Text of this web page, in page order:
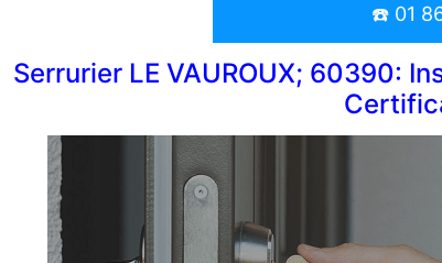
☎️ 01
Serrurier LE VAUROUX; 60390: